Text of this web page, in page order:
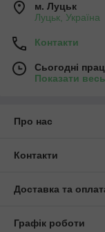
м. Луцьк
Луцьк, Україна
Контакти
Сьогодні
Показати
Про нас
Контакти
Доставка та
Графік роботи